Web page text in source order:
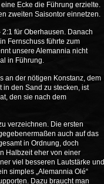
Ecke die Führung erzielte.
zweiten Saisontor einnetzen.
für Oberhausen. Danach
Fernschuss führte zum
unsere Alemannia nicht
in Führung.
an der nötigen Konstanz, dem
den Sand zu stecken, ist
den sie nach dem
verzeichnen. Die ersten
auch auf das
in Ordnung, doch
Halbzeit eher von einer
viel besseren Lautstärke und
simples „Alemannia Olé“
Dazu braucht man